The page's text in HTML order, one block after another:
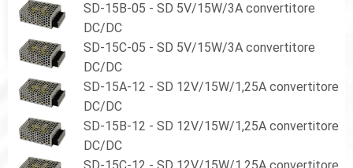
SD-15B-05 - SD 5V/15W/3A convertitore
DC/DC
SD-15C-05 - SD 5V/15W/3A convertitore
DC/DC
SD-15A-12 - SD 12V/15W/1,25A convertitore
DC/DC
SD-15B-12 - SD 12V/15W/1,25A convertitore
DC/DC